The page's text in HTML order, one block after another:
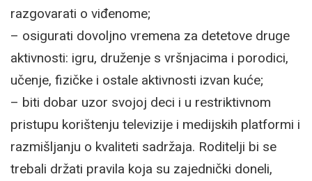
razgovarati o viđenome;
– osigurati dovoljno vremena za detetove druge
aktivnosti: igru, druženje s vršnjacima i porodici,
učenje, fizičke i ostale aktivnosti izvan kuće;
– biti dobar uzor svojoj deci i u restriktivnom
pristupu korištenju televizije i medijskih platformi i
razmišljanju o kvaliteti sadržaja. Roditelji bi se
trebali držati pravila koja su zajednički doneli,